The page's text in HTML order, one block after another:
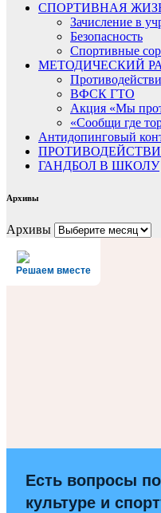
СПОРТИВНАЯ
Зачисление в
Безопасность
Спортивные
МЕТОДИЧЕСКИЙ
ВФСК ГТО
Акция «Мы
«Сообщи где
Антидопинговый
ГАНДБОЛ В ШКОЛУ
Архивы
Архивы
Решаем вместе
Есть вопросы
культуре и